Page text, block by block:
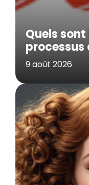
Quels
processus
9 août 2026